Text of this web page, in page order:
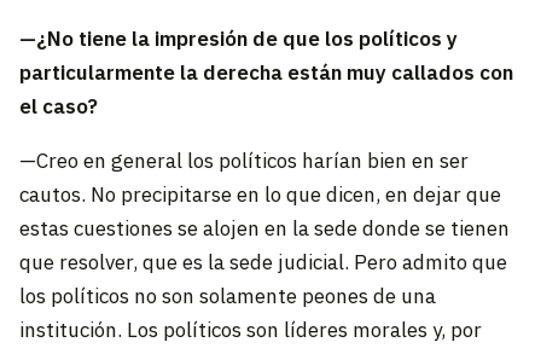
—¿No tiene la impresión de que los políticos y
particularmente la derecha están muy callados con
el caso?
—Creo en general los políticos harían bien en ser
cautos. No precipitarse en lo que dicen, en dejar que
estas cuestiones se alojen en la sede donde se tienen
que resolver, que es la sede judicial. Pero admito que
los políticos no son solamente peones de una
institución. Los políticos son líderes morales y, por